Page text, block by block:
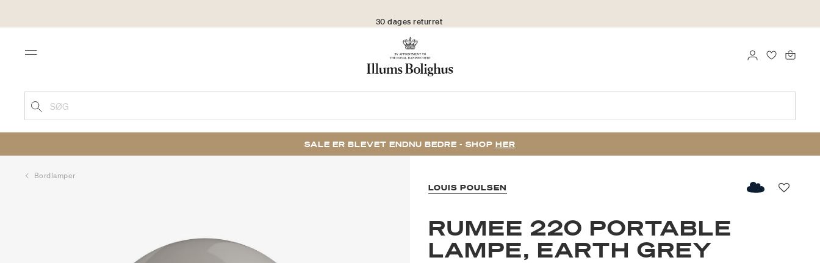
Menu LOG IND
SØG
SALE ER BLEVET ENDNU BEDRE - SHOP HER
Bordlamper
LOUIS POULSEN
RUMEE 220 PORTABLE
LAMPE, EARTH GREY